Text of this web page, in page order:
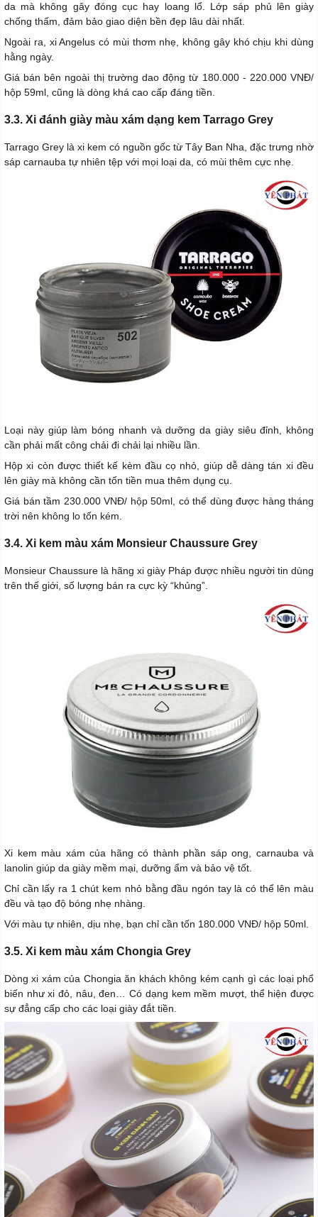
da mà không gây đóng cục hay loang lổ. Lớp sáp phủ lên giày
chống thấm, đảm bảo giao diện bền đẹp lâu dài nhất.
Ngoài ra, xi Angelus có mùi thơm nhẹ, không gây khó chịu khi dùng
hằng ngày.
Giá bán bên ngoài thị trường dao động từ 180.000 - 220.000 VNĐ/
hộp 59ml, cũng là dòng khá cao cấp đáng tiền.
3.3. Xi đánh giày màu xám dạng kem Tarrago Grey
Tarrago Grey là xi kem có nguồn gốc từ Tây Ban Nha, đặc trưng nhờ
sáp carnauba tự nhiên tệp với mọi loại da, có mùi thêm cực nhẹ.
Loại này giúp làm bóng nhanh và dưỡng da giày siêu đỉnh, không
cần phải mất công chải đi chải lại nhiều lần.
Hộp xi còn được thiết kế kèm đầu cọ nhỏ, giúp dễ dàng tán xi đều
lên giày mà không cần tốn tiền mua thêm dụng cụ.
Giá bán tầm 230.000 VNĐ/ hộp 50ml, có thể dùng được hàng tháng
trời nên không lo tốn kém.
3.4. Xi kem màu xám Monsieur Chaussure Grey
Monsieur Chaussure là hãng xi giày Pháp được nhiều người tin dùng
trên thế giới, số lượng bán ra cực kỳ “khủng”.
Xi kem màu xám của hãng có thành phần sáp ong, carnauba và
lanolin giúp da giày mềm mại, dưỡng ẩm và bảo vệ tốt.
Chỉ cần lấy ra 1 chút kem nhỏ bằng đầu ngón tay là có thể lên màu
đều và tạo độ bóng nhẹ nhàng.
Với màu tự nhiên, dịu nhẹ, bạn chỉ cần tốn 180.000 VNĐ/ hộp 50ml.
3.5. Xi kem màu xám Chongia Grey
Dòng xi xám của Chongia ăn khách không kém cạnh gì các loại phổ
biến như xi đỏ, nâu, đen… Có dạng kem mềm mượt, thể hiện được
sự đẳng cấp cho các loại giày đắt tiền.